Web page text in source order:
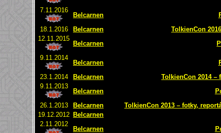
7.11.2016
Belcarnen
18.1.2016
Belcarnen
TolkienCon
12.11.2015
Belcarnen
9.11.2014
Belcarnen
23.1.2014
Belcarnen
TolkienCon 2014 –
9.11.2013
Belcarnen
26.1.2013
Belcarnen
TolkienCon 2013 – fotky,
19.12.2012 Belcarnen
2.11.2012
Belcarnen